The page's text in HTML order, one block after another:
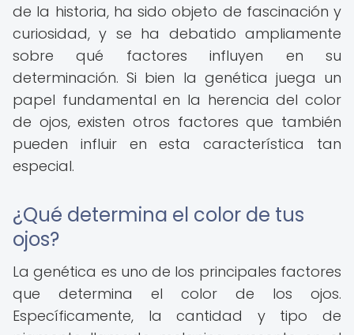
de la historia, ha sido objeto de fascinación y
curiosidad, y se ha debatido ampliamente
sobre qué factores influyen en su
determinación. Si bien la genética juega un
papel fundamental en la herencia del color
de ojos, existen otros factores que también
pueden influir en esta característica tan
especial.
¿Qué determina el color de tus
ojos?
La genética es uno de los principales factores
que determina el color de los ojos.
Específicamente, la cantidad y tipo de